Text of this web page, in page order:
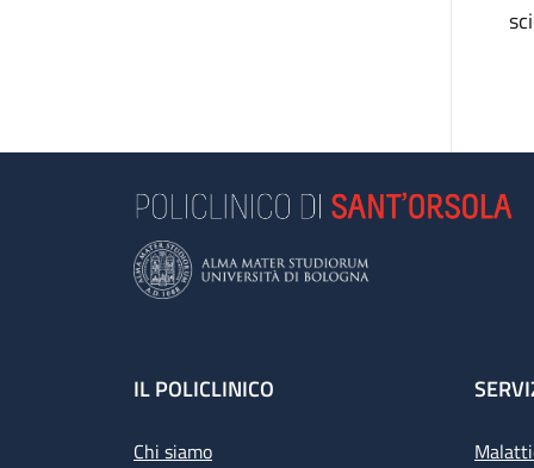
Footer
IL POLICLINICO
Chi siamo